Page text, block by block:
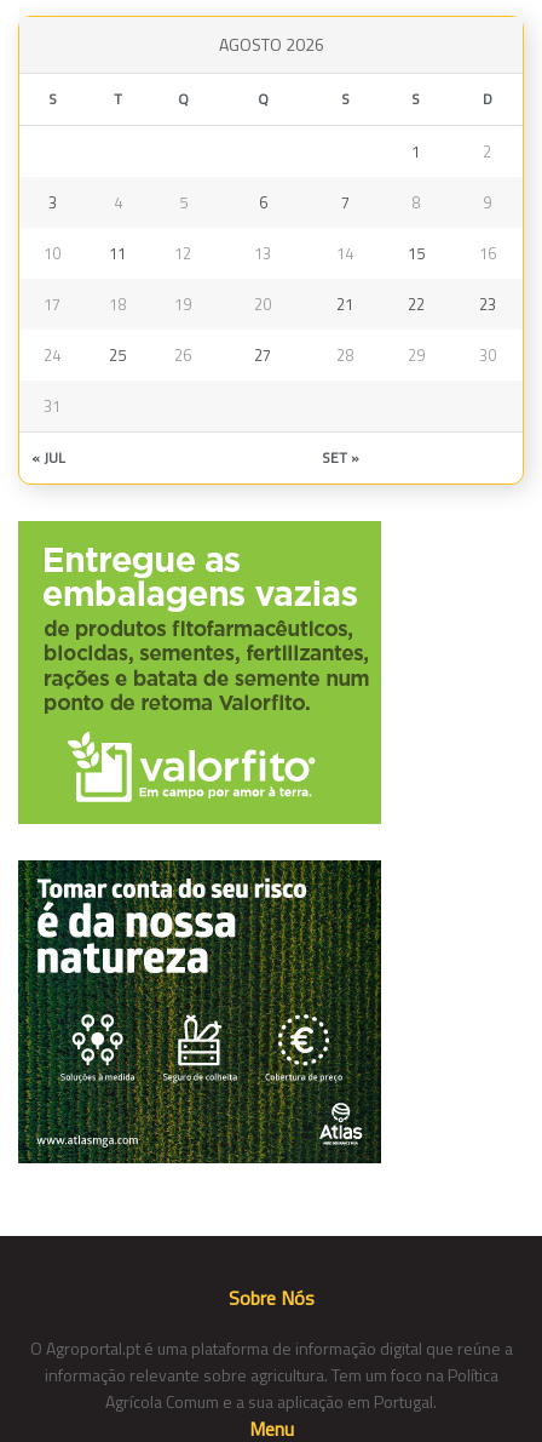
AGOSTO 2026
S T Q Q S S D
1 2
3 4 5 6 7 8 9
10 11 12 13 14 15 16
17 18 19 20 21 22 23
24 25 26 27 28 29 30
31
« JUL SET »
Sobre Nós
O Agroportal.pt é uma plataforma de informação digital que reúne a
informação relevante sobre agricultura. Tem um foco na Política
Agrícola Comum e a sua aplicação em Portugal.
Menu